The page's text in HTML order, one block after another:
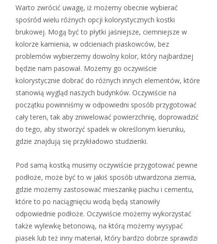
Warto zwrócić uwagę, iż możemy obecnie wybierać
spośród wielu różnych opcji kolorystycznych kostki
brukowej. Mogą być to płytki jaśniejsze, ciemniejsze w
kolorze kamienia, w odcieniach piaskowców, bez
problemów wybierzemy dowolny kolor, który najbardziej
będzie nam pasował. Możemy go oczywiście
kolorystycznie dobrać do różnych innych elementów, które
stanowią wygląd naszych budynków. Oczywiście na
początku powinniśmy w odpowiedni sposób przygotować
cały teren, tak aby zniwelować powierzchnię, doprowadzić
do tego, aby stworzyć spadek w określonym kierunku,
gdzie znajdują się przykładowo studzienki.
Pod samą kostką musimy oczywiście przygotować pewne
podłoże, może być to w jakiś sposób utwardzona ziemia,
gdzie możemy zastosować mieszankę piachu i cementu,
które to po naciągnięciu wodą będą stanowiły
odpowiednie podłoże. Oczywiście możemy wykorzystać
także wylewkę betonową, na którą możemy wysypać
piasek lub też inny materiał, który bardzo dobrze sprawdzi